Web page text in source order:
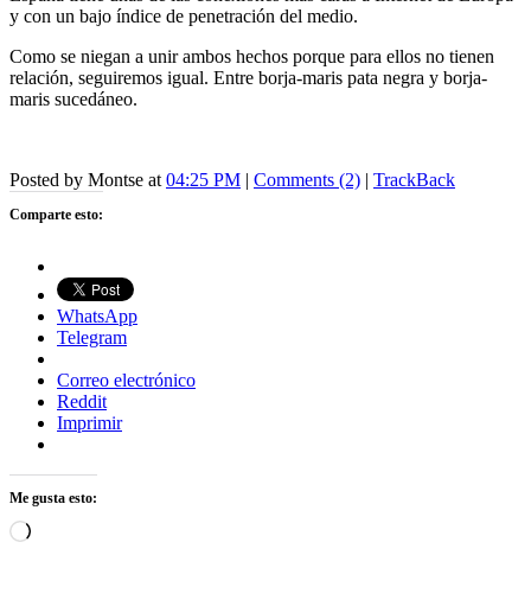
y con un bajo índice de penetración del medio.
Como se niegan a unir ambos hechos porque para ellos no tienen
relación, seguiremos igual. Entre borja-maris pata negra y borja-
maris sucedáneo.
Posted by Montse at 04:25 PM | Comments (2) | TrackBack
Comparte esto:
WhatsApp
Telegram
Correo electrónico
Reddit
Imprimir
Me gusta esto:
Cargando...